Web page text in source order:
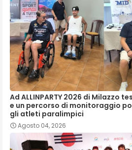
Ad ALLINPARTY 2026 di Milazzo
e un percorso di monitoraggio
gli atleti paralimpici
Agosto 04, 2026